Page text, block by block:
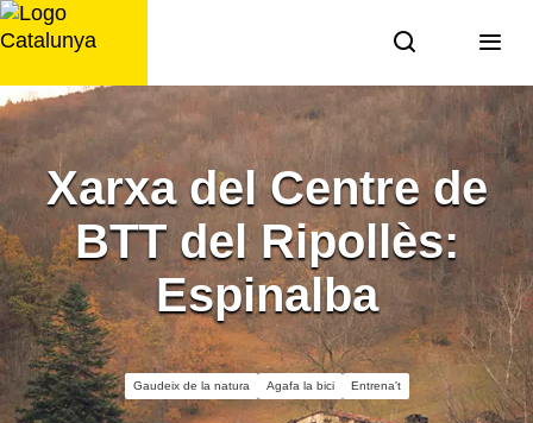
Saltar
al
Xarxa del Centre de
BTT del Ripollès:
Espinalba
Gaudeix de la natura Agafa la bici Entrena't